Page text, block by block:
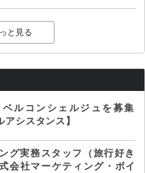
と見る
ルコンシェルジュを募集
アシスタンス】
グ実務スタッフ（旅行好き
会社マーケティング・ボイ